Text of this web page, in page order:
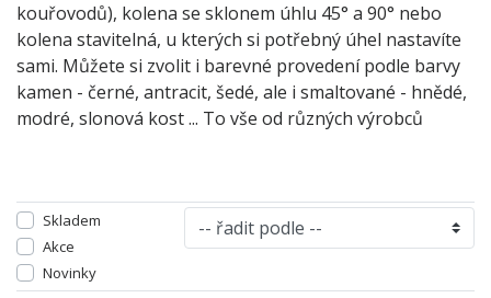
kouřovodů), kolena se sklonem úhlu 45° a 90° nebo
kolena stavitelná, u kterých si potřebný úhel nastavíte
sami. Můžete si zvolit i barevné provedení podle barvy
kamen - černé, antracit, šedé, ale i smaltované - hnědé,
modré, slonová kost ... To vše od různých výrobců
Skladem
Akce
Novinky